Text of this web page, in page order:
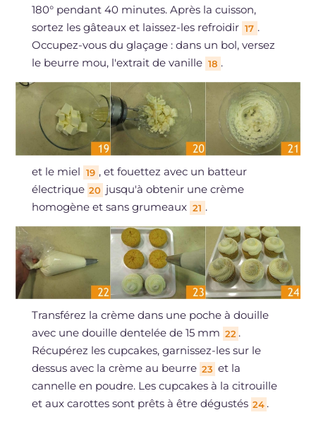
180° pendant 40 minutes. Après la cuisson,
sortez les gâteaux et laissez-les refroidir 17 .
Occupez-vous du glaçage : dans un bol, versez
le beurre mou, l'extrait de vanille 18 .
et le miel 19 , et fouettez avec un batteur
électrique 20 jusqu'à obtenir une crème
homogène et sans grumeaux 21 .
Transférez la crème dans une poche à douille
avec une douille dentelée de 15 mm 22 .
Récupérez les cupcakes, garnissez-les sur le
dessus avec la crème au beurre 23 et la
cannelle en poudre. Les cupcakes à la citrouille
et aux carottes sont prêts à être dégustés 24 .